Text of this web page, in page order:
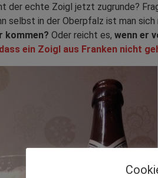
der echte Zoigl jetzt zugrunde?
selbst in der Oberpfalz ist man sich
kommen? Oder reicht es, wenn er
ein Zoigl aus Franken nicht